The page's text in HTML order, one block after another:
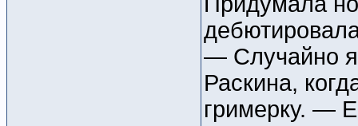
— Случайно
Раскина,
гримерку. —